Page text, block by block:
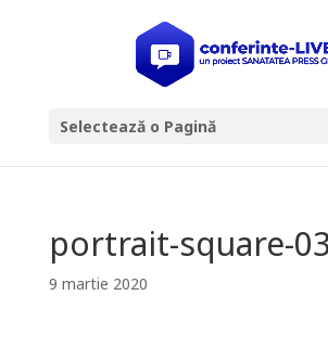
Selectează o Pagină
portrait-square-03
9 martie 2020